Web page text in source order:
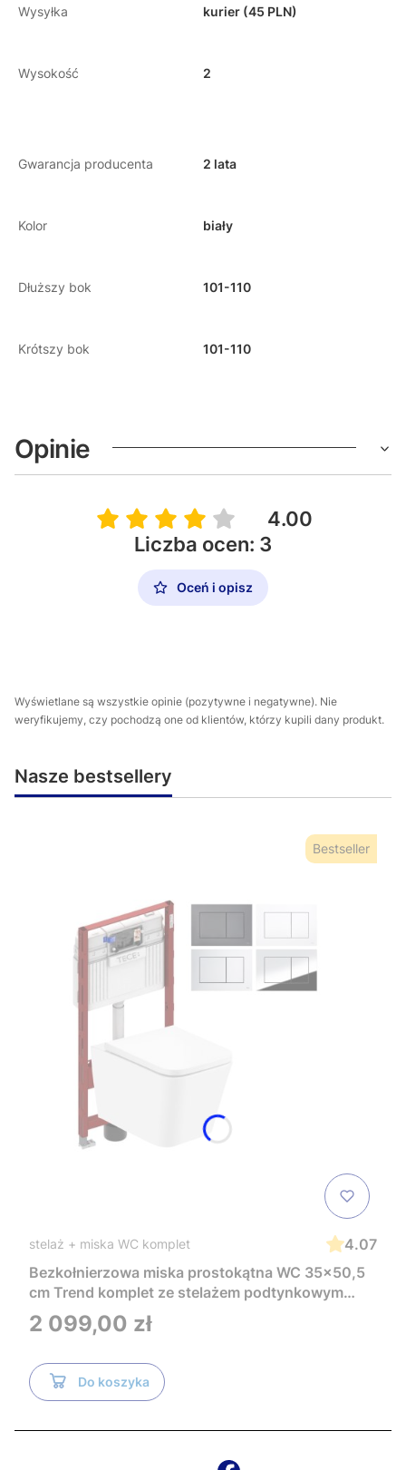
Wysyłka kurier (45 PLN)
Wysokość 2
Gwarancja producenta 2 lata
Kolor biały
Dłuższy bok 101-110
Krótszy bok 101-110
Opinie
4.00
Liczba ocen: 3
Oceń i opisz
Wyświetlane są wszystkie opinie (pozytywne i negatywne). Nie
weryfikujemy, czy pochodzą one od klientów, którzy kupili dany produkt.
Nasze bestsellery
Bestseller
stelaż + miska WC komplet
4.07
Bezkołnierzowa miska prostokątna WC 35x50,5
cm Trend komplet ze stelażem podtynkowym
Tece i czarnym przyciskiem TeceNow
TR2216+Tece
Cena
2 099,00 zł
Do koszyka